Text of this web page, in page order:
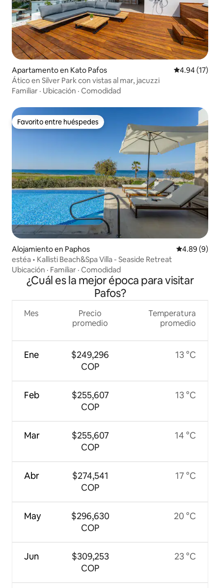
Apartamento en Kato Pafos Calificación
4.94 (17)
Ático en Silver Park con vistas al mar, jacuzzi
Familiar · Ubicación · Comodidad
Favorito entre huéspedes
Favorito entre huéspedes
Alojamiento en Paphos Calificación
4.89 (9)
estéa • Kallisti Beach&Spa Villa - Seaside Retreat
Ubicación · Familiar · Comodidad
¿Cuál es la mejor época para visitar
Pafos?
Mes
Ene
Feb
Mar
Abr
May
Jun
Precio
promedio
$249,296
COP
$255,607
COP
$255,607
COP
$274,541
COP
$296,630
COP
$309,253
COP
Temperatura
promedio
13 °C
13 °C
14 °C
17 °C
20 °C
23 °C